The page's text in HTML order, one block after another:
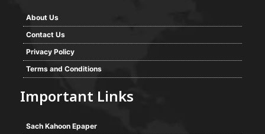
About Us
Contact Us
Privacy Policy
Terms and Conditions
Important Links
Sach Kahoon Epaper